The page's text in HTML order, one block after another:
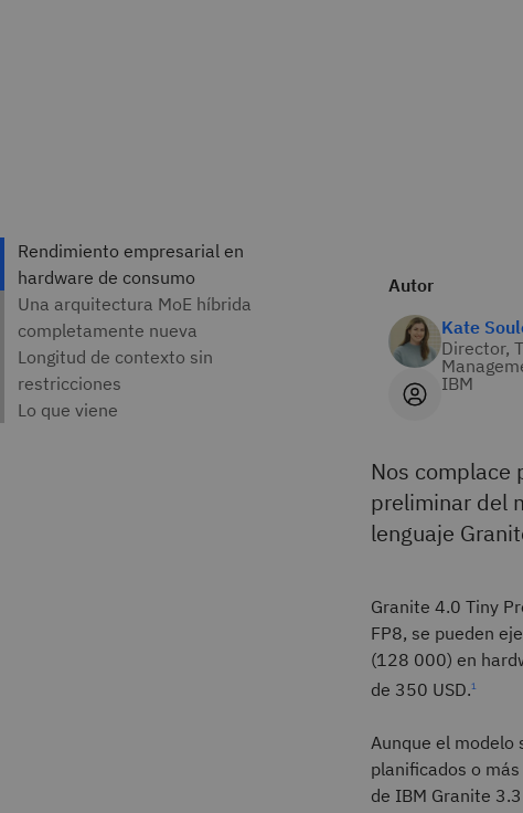
Autor
Kate
Director,
IBM
Nos complace
preliminar del
lenguaje
Granite 4.0 Tiny
FP8, se pueden
(128 000) en
de 350 USD.1
Aunque el modelo
planificados o
de IBM Granite